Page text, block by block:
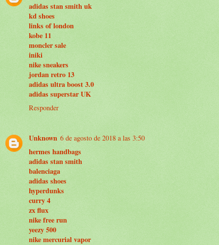
adidas stan smith uk
kd shoes
links of london
kobe 11
moncler sale
iniki
nike sneakers
jordan retro 13
adidas ultra boost 3.0
adidas superstar UK
Responder
Unknown 6 de agosto de 2018 a las 3:50
hermes handbags
adidas stan smith
balenciaga
adidas shoes
hyperdunks
curry 4
zx flux
nike free run
yeezy 500
nike mercurial vapor